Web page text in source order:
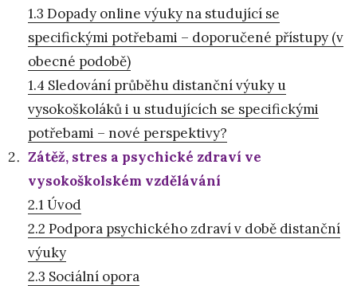
1.3 Dopady online výuky na studující se
specifickými potřebami – doporučené přístupy (v
obecné podobě)
1.4 Sledování průběhu distanční výuky u
vysokoškoláků i u studujících se specifickými
potřebami – nové perspektivy?
Zátěž, stres a psychické zdraví ve
vysokoškolském vzdělávání
2.1 Úvod
2.2 Podpora psychického zdraví v době distanční
výuky
2.3 Sociální opora